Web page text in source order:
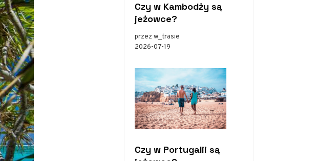
Czy w Kambodży są
jeżowce?
przez w_trasie
2026-07-19
Czy w Portugalii są